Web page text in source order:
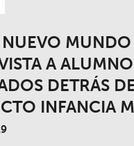
MUNDO
A
DETRÁS
INFANCIA